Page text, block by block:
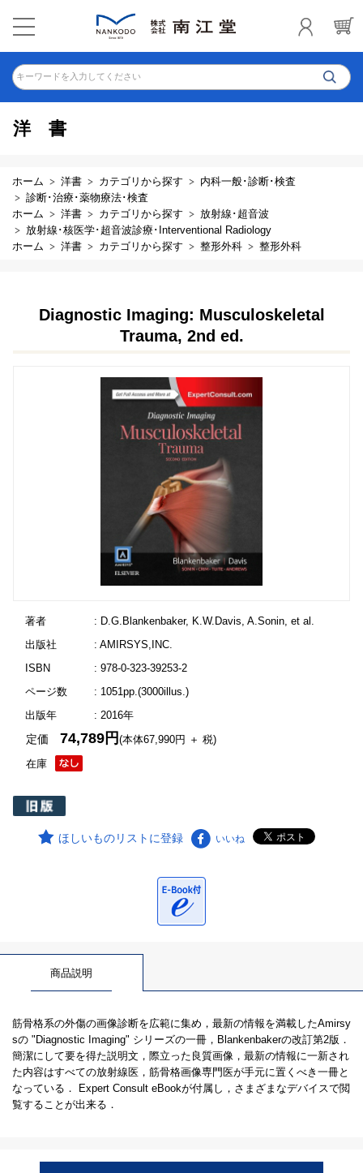
キーワードを入力してください
洋書
ホーム 洋書 カテゴリから探す
内科一般･診断･検査
診断･治療･薬物療法･検査
ホーム
洋書 カテゴリから探す
放射線･超音波
放射線･核医学･超音波診療･Interventional Radiology
ホーム
洋書 カテゴリから探す 整形外科 整形外科
Diagnostic Imaging: Musculoskeletal
Trauma, 2nd ed.
著者
: D.G.Blankenbaker, K.W.Davis, A.Sonin, et al.
出版社
: AMIRSYS,INC.
ISBN
: 978-0-323-39253-2
ページ数
: 1051pp.(3000illus.)
出版年
: 2016年
在庫
定価74,789円(本体67,990円 ＋ 税)
ほしいものリストに登録 いいね
商品説明
筋骨格系の外傷の画像診断を広範に集め，最新の情報を満載したAmirsy
sの "Diagnostic Imaging" シリーズの一冊，Blankenbakerの改訂第2版．
簡潔にして要を得た説明文，際立った良質画像，最新の情報に一新され
た内容はすべての放射線医，筋骨格画像専門医が手元に置くべき一冊と
なっている． Expert Consult eBookが付属し，さまざまなデバイスで閲
覧することが出来る．